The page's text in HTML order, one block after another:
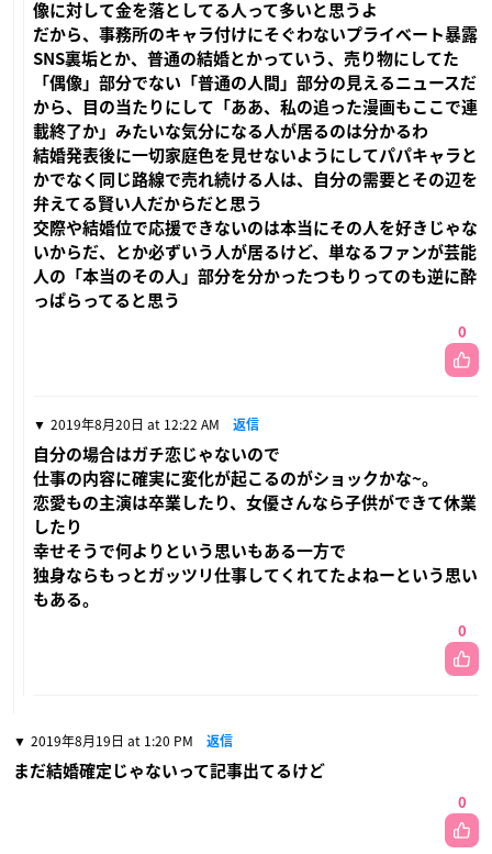
像に対して金を落としてる人って多いと思うよ
だから、事務所のキャラ付けにそぐわないプライベート暴露
SNS裏垢とか、普通の結婚とかっていう、売り物にしてた
「偶像」部分でない「普通の人間」部分の見えるニュースだ
から、目の当たりにして「ああ、私の追った漫画もここで連
載終了か」みたいな気分になる人が居るのは分かるわ
結婚発表後に一切家庭色を見せないようにしてパパキャラと
かでなく同じ路線で売れ続ける人は、自分の需要とその辺を
弁えてる賢い人だからだと思う
交際や結婚位で応援できないのは本当にその人を好きじゃな
いからだ、とか必ずいう人が居るけど、単なるファンが芸能
人の「本当のその人」部分を分かったつもりってのも逆に酔
っぱらってると思う
0
2019年8月20日 at 12:22 AM 返信
自分の場合はガチ恋じゃないので
仕事の内容に確実に変化が起こるのがショックかな~。
恋愛もの主演は卒業したり、女優さんなら子供ができて休業
したり
幸せそうで何よりという思いもある一方で
独身ならもっとガッツリ仕事してくれてたよねーという思い
もある。
0
2019年8月19日 at 1:20 PM 返信
まだ結婚確定じゃないって記事出てるけど
0